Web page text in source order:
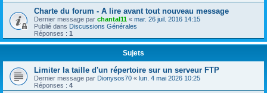
Charte du forum - A lire avant tout nouveau message
Dernier message par chantal11 « mar. 26 juil. 2016 14:15
Publié dans Discussions Générales
Réponses : 1
Sujets
Limiter la taille d'un répertoire sur un serveur FTP
Dernier message par Dionysos70 « lun. 4 mai 2026 10:25
Réponses : 4